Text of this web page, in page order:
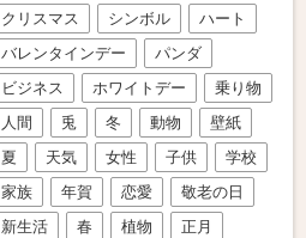
クリスマス
シンボル
ハート
バレンタインデー
パンダ
ビジネス
ホワイトデー
乗り物
人間
兎 冬 動物
壁紙
夏
天気 女性 子供
学校
家族
年賀 恋愛
敬老の日
新生活
春 植物
正月